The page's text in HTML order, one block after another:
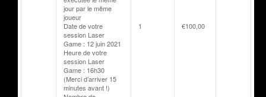
jour par le même
joueur
Date de votre
session Laser
Game : 12 juin 2021
Heure de votre
session Laser
Game : 16h30
(Merci d’arriver 15
minutes avant !)
1 €100,00